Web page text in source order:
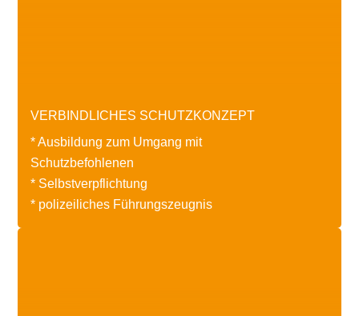
VERBINDLICHES SCHUTZKONZEPT
* Ausbildung zum Umgang mit
Schutzbefohlenen
* Selbstverpflichtung
* polizeiliches Führungszeugnis